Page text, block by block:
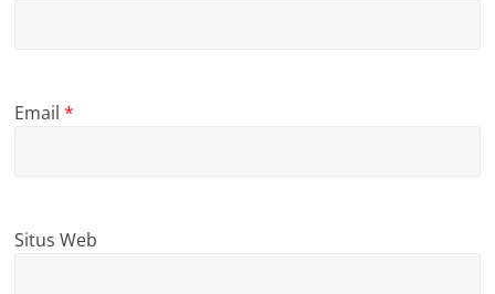
Email*
Situs Web